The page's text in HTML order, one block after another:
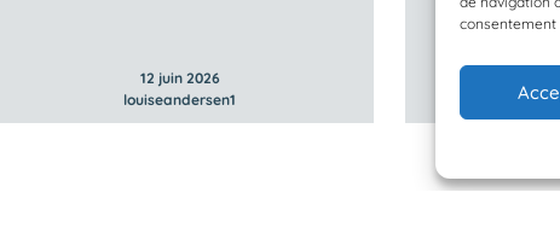
12 juin 2026
louiseandersen1